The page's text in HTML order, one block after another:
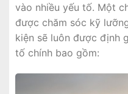
vào nhiều yếu tố. Một
được chăm sóc kỹ
kiện sẽ luôn được định
tố chính bao gồm: